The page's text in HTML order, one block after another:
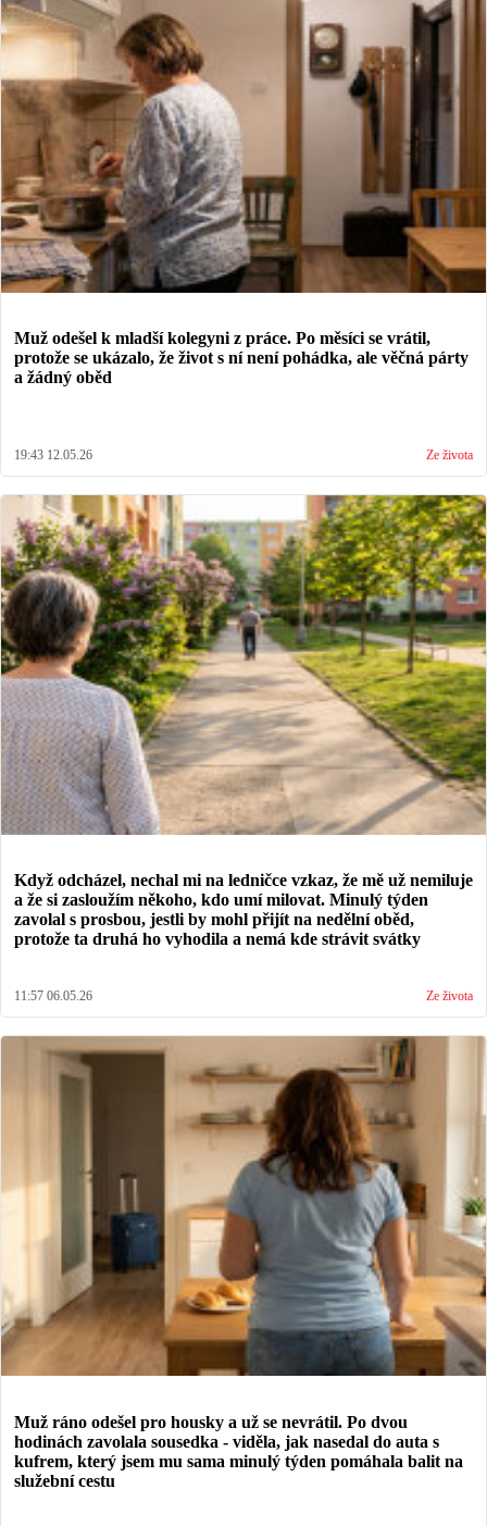
Muž odešel k mladší kolegyni z práce. Po měsíci se vrátil,
protože se ukázalo, že život s ní není pohádka, ale věčná párty
a žádný oběd
19:43 12.05.26 Ze života
Když odcházel, nechal mi na ledničce vzkaz, že mě už nemiluje
a že si zasloužím někoho, kdo umí milovat. Minulý týden
zavolal s prosbou, jestli by mohl přijít na nedělní oběd,
protože ta druhá ho vyhodila a nemá kde strávit svátky
11:57 06.05.26 Ze života
Muž ráno odešel pro housky a už se nevrátil. Po dvou
hodinách zavolala sousedka - viděla, jak nasedal do auta s
kufrem, který jsem mu sama minulý týden pomáhala balit na
služební cestu